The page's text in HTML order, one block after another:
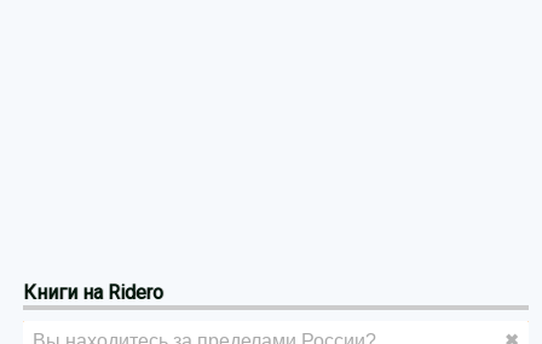
Книги на Ridero